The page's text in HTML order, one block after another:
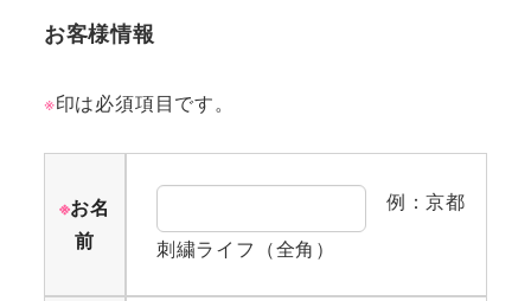
お客様情報
※印は必須項目です。
※お名
前
例：京都
刺繍ライフ（全角）